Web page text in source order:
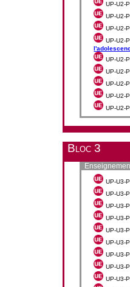
UP-U2-
UP-U2-
UP-U2-
UP-U2-
UP-U2-
UP-U2-
UP-U2-
UP-U2-
UP-U2-
Bloc 3
UP-U3-
UP-U3-
UP-U3-
UP-U3-
UP-U3-
UP-U3-
UP-U3-
UP-U3-
UP-U3-